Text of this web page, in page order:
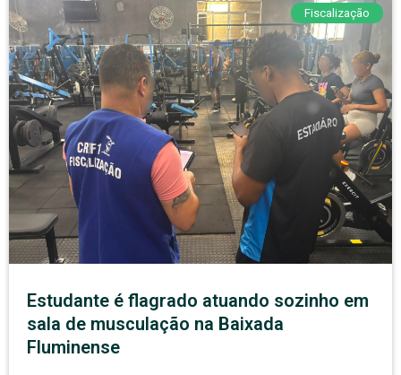
Fiscalização
Estudante é flagrado atuando sozinho em
sala de musculação na Baixada
Fluminense